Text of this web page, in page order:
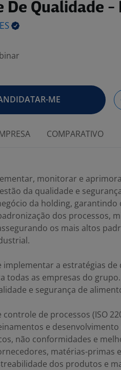
De Qualidade
ME
COMPARATIVO
monitorar e
da qualidade e
da holding, garantindo
dos processos,
os mais altos
implementar a estratégias
todas as empresas do grupo.
e segurança de
de processos (ISO
e desenvolvimento
não conformidades e
matérias-primas
dos produtos e